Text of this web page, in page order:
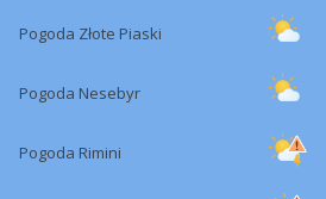
Pogoda Złote Piaski
Pogoda Nesebyr
Pogoda Rimini